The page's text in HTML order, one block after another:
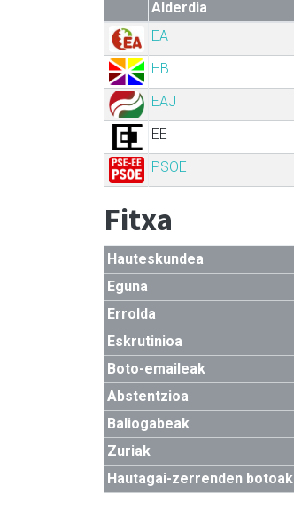
Alderdia
EA
HB
EAJ
EE
PSOE
Fitxa
Hauteskundea
Eguna
Errolda
Eskrutinioa
Boto-emaileak
Abstentzioa
Baliogabeak
Zuriak
Hautagai-zerrenden botoak